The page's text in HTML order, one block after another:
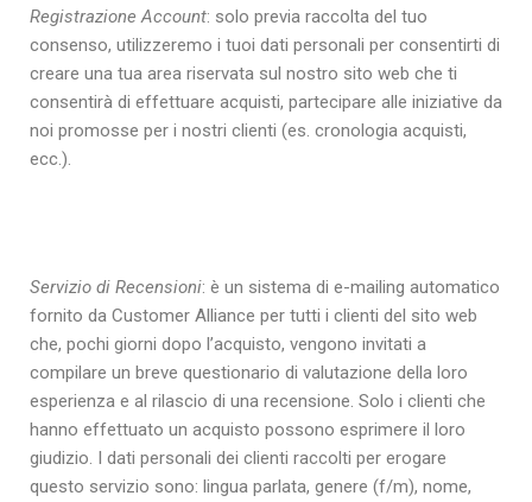
Registrazione Account: solo previa raccolta del tuo
consenso, utilizzeremo i tuoi dati personali per consentirti di
creare una tua area riservata sul nostro sito web che ti
consentirà di effettuare acquisti, partecipare alle iniziative da
noi promosse per i nostri clienti (es. cronologia acquisti,
ecc.).
Servizio di Recensioni: è un sistema di e-mailing automatico
fornito da Customer Alliance per tutti i clienti del sito web
che, pochi giorni dopo l’acquisto, vengono invitati a
compilare un breve questionario di valutazione della loro
esperienza e al rilascio di una recensione. Solo i clienti che
hanno effettuato un acquisto possono esprimere il loro
giudizio. I dati personali dei clienti raccolti per erogare
questo servizio sono: lingua parlata, genere (f/m), nome,